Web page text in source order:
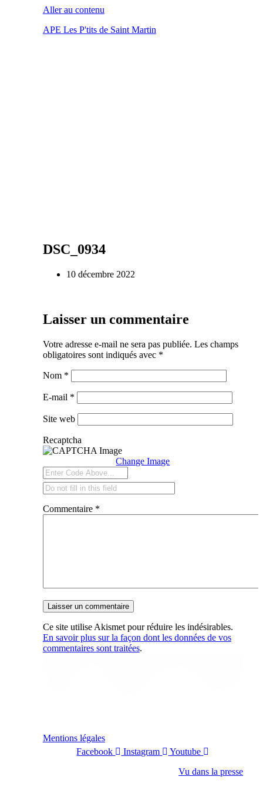
Aller au contenu
APE Les P'tits de Saint Martin
DSC_0934
10 décembre 2022
Laisser un commentaire
Votre adresse e-mail ne sera pas publiée. Les champs
obligatoires sont indiqués avec *
Nom *
E-mail *
Site web
Recaptcha
Change Image
Commentaire *
Ce site utilise Akismet pour réduire les indésirables.
En savoir plus sur la façon dont les données de vos
commentaires sont traitées.
Mentions légales
Facebook
Instagram
Youtube
Vu dans la presse